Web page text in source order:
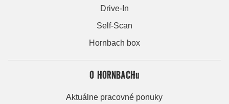
Drive-In
Self-Scan
Hornbach box
O HORNBACHu
Aktuálne pracovné ponuky